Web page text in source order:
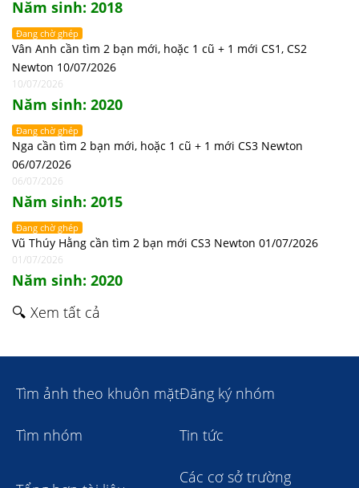
Năm sinh: 2018
Đang chờ ghép
Vân Anh cần tìm 2 bạn mới, hoặc 1 cũ + 1 mới CS1, CS2
Newton 10/07/2026
10/07/2026
Năm sinh: 2020
Đang chờ ghép
Nga cần tìm 2 bạn mới, hoặc 1 cũ + 1 mới CS3 Newton
06/07/2026
06/07/2026
Năm sinh: 2015
Đang chờ ghép
Vũ Thúy Hằng cần tìm 2 bạn mới CS3 Newton 01/07/2026
01/07/2026
Năm sinh: 2020
🔍 Xem tất cả
Tìm ảnh theo khuôn mặtĐăng ký nhóm
Tìm nhóm Tin tức
Các cơ sở trường